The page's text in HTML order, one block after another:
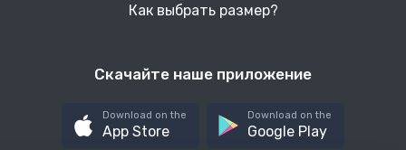
Как выбрать размер?
Скачайте наше приложение
Download on the
App Store
Download on the
Google Play